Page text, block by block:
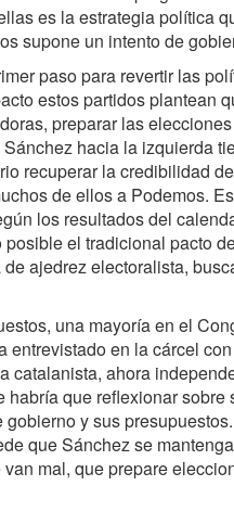
es la estrategia política
supone un intento de
paso para revertir las
estos partidos plantean
preparar las
hacia la izquierda
recuperar la credibilidad
de ellos a Podemos.
los resultados del
el tradicional pacto
ajedrez electoralista,
una mayoría en el
en la cárcel
catalanista, ahora
que reflexionar
y sus
que Sánchez se
mal, que prepare